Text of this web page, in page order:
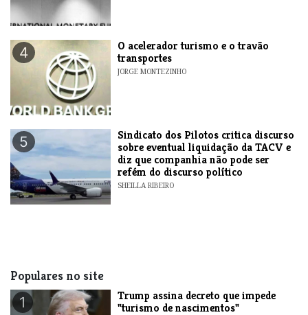
4
O acelerador turismo e o travão
transportes
JORGE MONTEZINHO
5
Sindicato dos Pilotos critica discurso
sobre eventual liquidação da TACV e
diz que companhia não pode ser
refém do discurso político
SHEILLA RIBEIRO
Populares no site
1
Trump assina decreto que impede
"turismo de nascimentos"